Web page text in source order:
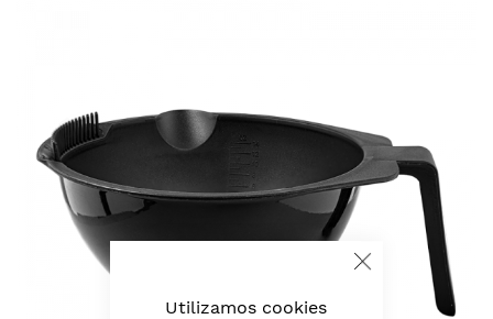
Close
Utilizamos cookies
images
gallery